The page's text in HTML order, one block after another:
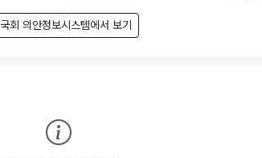
국회 의안정보시스템에서 보기